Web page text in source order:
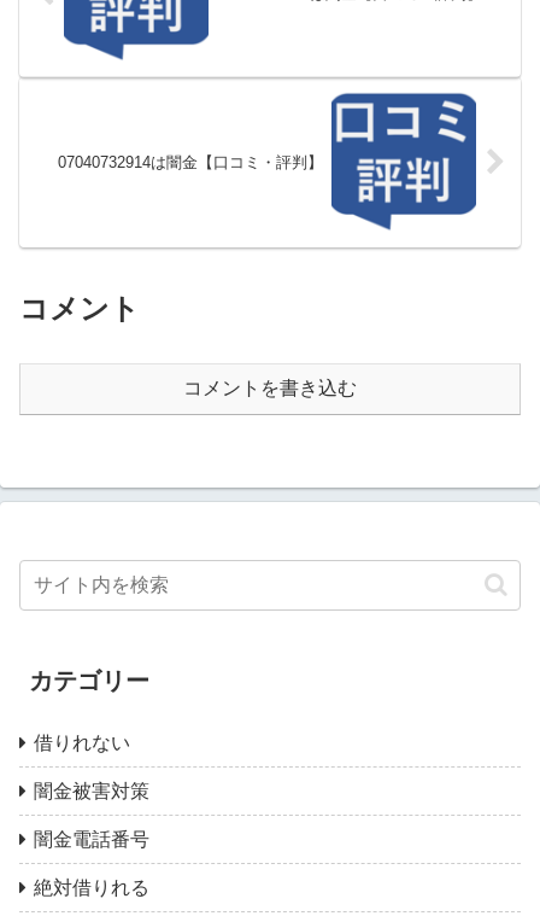
07040732914は闇金【口コミ・評判】
コメント
コメントを書き込む
カテゴリー
借りれない
闇金被害対策
闇金電話番号
絶対借りれる